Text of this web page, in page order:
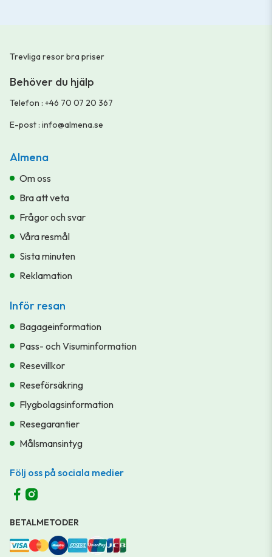
Trevliga resor bra priser
Behöver du hjälp
Telefon : +46 70 07 20 367
E-post : info@almena.se
Almena
Om oss
Bra att veta
Frågor och svar
Våra resmål
Sista minuten
Reklamation
Inför resan
Bagageinformation
Pass- och Visuminformation
Resevillkor
Reseförsäkring
Flygbolagsinformation
Resegarantier
Målsmansintyg
Följ oss på sociala medier
BETALMETODER